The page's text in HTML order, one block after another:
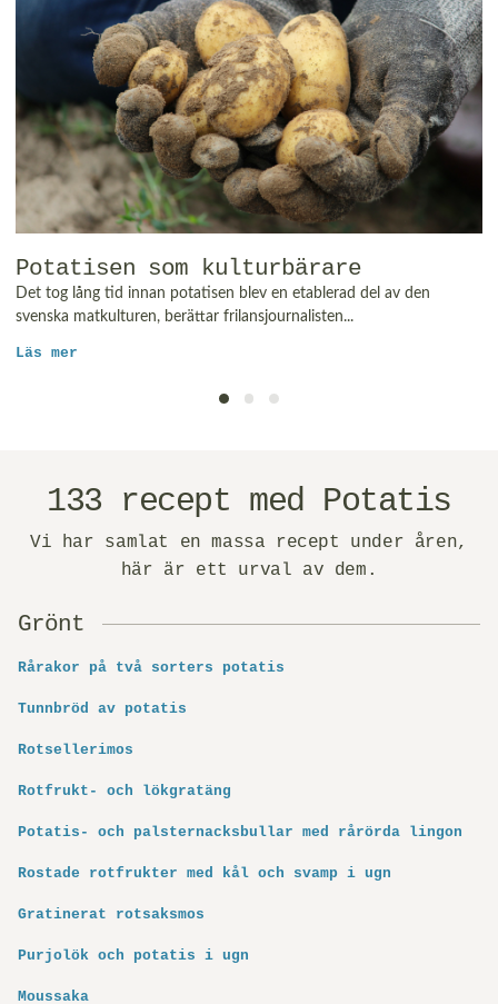
Potatisen som kulturbärare
Det tog lång tid innan potatisen blev en etablerad del av den
svenska matkulturen, berättar frilansjournalisten...
Läs mer
133 recept med Potatis
Vi har samlat en massa recept under åren,
här är ett urval av dem.
Grönt
Rårakor på två sorters potatis
Tunnbröd av potatis
Rotsellerimos
Rotfrukt- och lökgratäng
Potatis- och palsternacks­bullar med rårörda lingon
Rostade rotfrukter med kål och svamp i ugn
Gratinerat rotsaksmos
Purjolök och potatis i ugn
Moussaka